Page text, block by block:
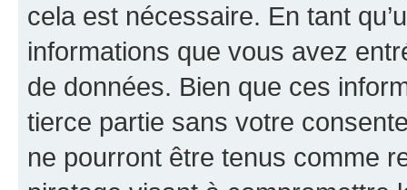
cela est nécessaire. En tant
informations que vous avez
de données. Bien que ces
tierce partie sans votre
ne pourront être tenus comme